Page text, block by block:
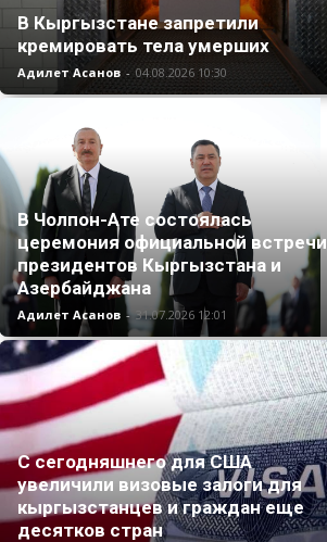
В Кыргызстане запретили
кремировать тела умерших
Адилет Асанов - 04.08.2026 10:30
В Чолпон-Ате состоялась
церемония официальной встречи
президентов Кыргызстана и
Азербайджана
Адилет Асанов - 31.07.2026 12:01
С сегодняшнего для США
увеличили визовые залоги для
кыргызстанцев и граждан еще
десятков стран